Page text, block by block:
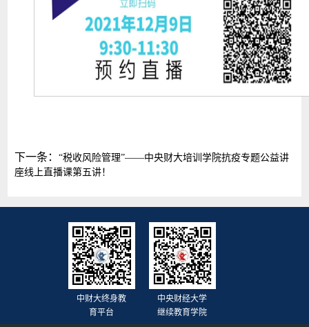
下一条：“税收风险管理”——中央财大培训学院抗疫专题公益讲
座线上直播课第五讲！
中财大终身教
育平台
中央财经大学
继续教育学院